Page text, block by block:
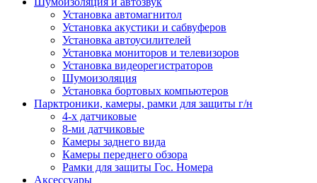
Установка автомагнитол
Установка акустики и сабвуферов
Установка автоусилителей
Установка мониторов и телевизоров
Установка видеорегистраторов
Шумоизоляция
Установка бортовых компьютеров
Парктроники, камеры, рамки для защиты г/н
4-х датчиковые
8-ми датчиковые
Камеры заднего вида
Камеры переднего обзора
Рамки для защиты Гос. Номера
Аксессуары